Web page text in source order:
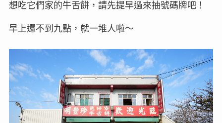
想吃它們家的牛舌餅，請先提早過來抽號碼牌吧！
早上還不到九點，就一堆人啦～